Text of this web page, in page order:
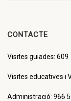
CONTACTE
Visites guiades: 609
Visites educatives i
Administració: 966